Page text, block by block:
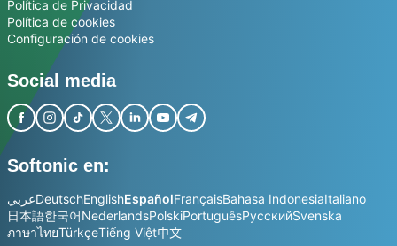
Política de Privacidad
Política de cookies
Configuración de cookies
Social media
Softonic en:
عربيDeutschEnglishEspañolFrançaisBahasa IndonesiaItaliano
日本語한국어NederlandsPolskiPortuguêsРусскийSvenska
ภาษาไทยTürkçeTiếng Việt中文